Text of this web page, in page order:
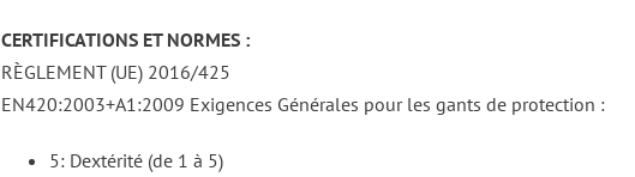
CERTIFICATIONS ET NORMES :
RÈGLEMENT (UE) 2016/425
EN420:2003+A1:2009 Exigences Générales pour les gants de protection :
5: Dextérité (de 1 à 5)